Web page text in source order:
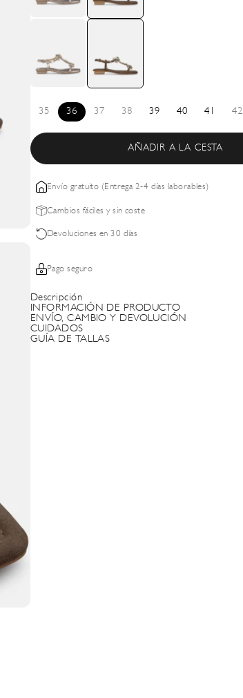
35 36 37 38 39 40 41 42
AÑADIR A LA CESTA
Envío gratuito (Entrega 2-4 días laborables)
Cambios fáciles y sin coste
Devoluciones en 30 días
Pago seguro
Descripción
INFORMACIÓN DE PRODUCTO
ENVÍO, CAMBIO Y DEVOLUCIÓN
CUIDADOS
GUÍA DE TALLAS